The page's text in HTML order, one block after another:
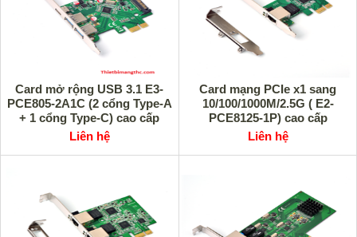
Card mở rộng USB 3.1 E3-
PCE805-2A1C (2 cổng Type-A
+ 1 cổng Type-C) cao cấp
Liên hệ
Card mạng PCIe x1 sang
10/100/1000M/2.5G ( E2-
PCE8125-1P) cao cấp
Liên hệ